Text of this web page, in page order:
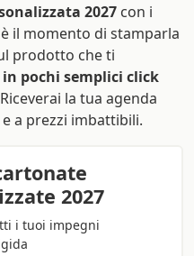
2027 con i
il momento di stamparla
prodotto che ti
in pochi semplici click
la tua agenda
a prezzi imbattibili.
2027
i tuoi impegni